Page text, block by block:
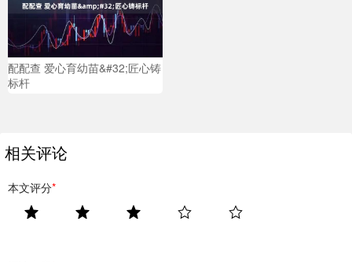
配配查 爱心育幼苗&#32;匠心铸
标杆
相关评论
本文评分*